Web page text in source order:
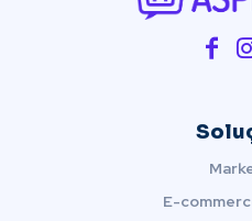
E-